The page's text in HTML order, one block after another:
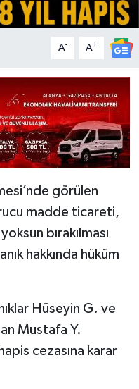
A- A+
görülen
madde ticareti,
bırakılması
hakkında hüküm
Hüseyin G. ve
Mustafa Y.
cezasına karar